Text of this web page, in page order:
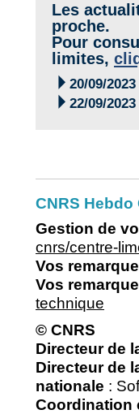
Les
proche.
Pour
limites,
 20/09/2023
 22/09/2023
CNRS
Gestion de
cnrs/centre-
Vos
Vos
technique
© CNRS
Directeur de
Directeur de
nationale :
Coordination